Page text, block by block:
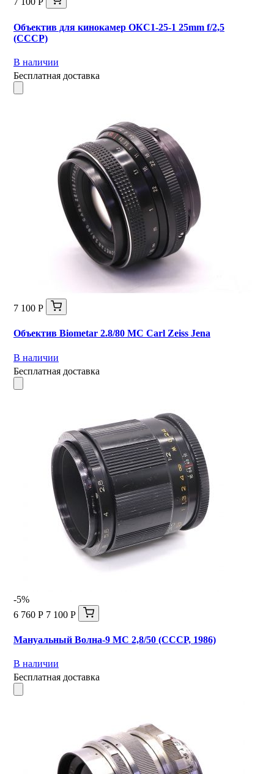
Объектив для кинокамер ОКС1-25-1 25mm f/2,5
(СССР)
В наличии
Бесплатная доставка
7 100 Р
Объектив Biometar 2.8/80 MC Carl Zeiss Jena
В наличии
Бесплатная доставка
-5%
6 760 Р 7 100 Р
Мануальный Волна-9 МС 2,8/50 (СССР, 1986)
В наличии
Бесплатная доставка